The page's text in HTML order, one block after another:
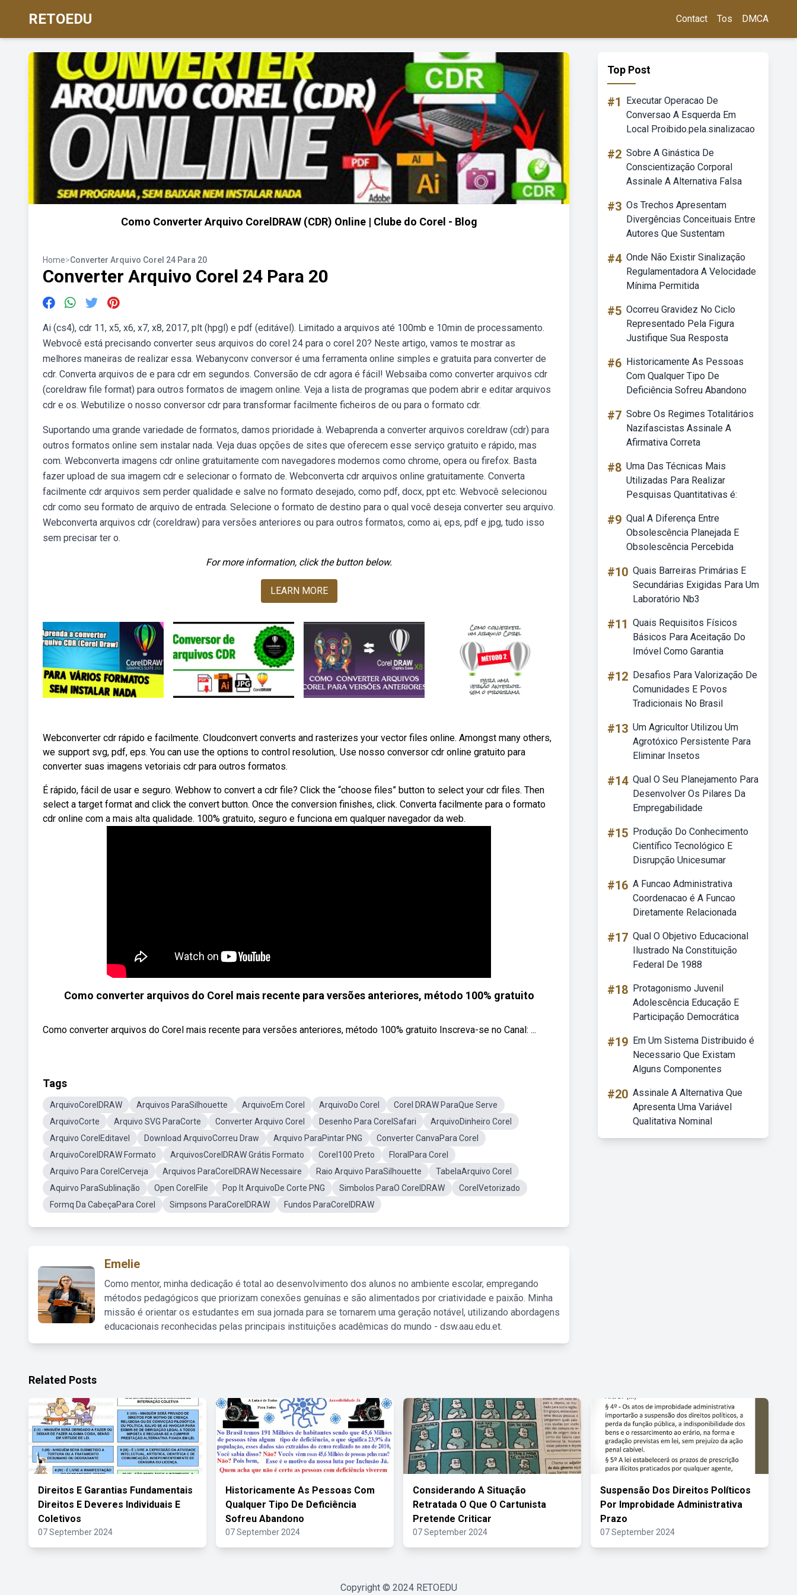
RETOEDU Contact Tos DMCA
Como Converter Arquivo CorelDRAW (CDR) Online | Clube do Corel - Blog
Home>Converter Arquivo Corel 24 Para 20
Converter Arquivo Corel 24 Para 20
Ai (cs4), cdr 11, x5, x6, x7, x8, 2017, plt (hpgl) e pdf (editável). Limitado a arquivos até 100mb e 10min de processamento.
Webvocê está precisando converter seus arquivos do corel 24 para o corel 20? Neste artigo, vamos te mostrar as
melhores maneiras de realizar essa. Webanyconv conversor é uma ferramenta online simples e gratuita para converter de
cdr. Converta arquivos de e para cdr em segundos. Conversão de cdr agora é fácil! Websaiba como converter arquivos cdr
(coreldraw file format) para outros formatos de imagem online. Veja a lista de programas que podem abrir e editar arquivos
cdr e os. Webutilize o nosso conversor cdr para transformar facilmente ficheiros de ou para o formato cdr.
Suportando uma grande variedade de formatos, damos prioridade à. Webaprenda a converter arquivos coreldraw (cdr) para
outros formatos online sem instalar nada. Veja duas opções de sites que oferecem esse serviço gratuito e rápido, mas
com. Webconverta imagens cdr online gratuitamente com navegadores modernos como chrome, opera ou firefox. Basta
fazer upload de sua imagem cdr e selecionar o formato de. Webconverta cdr arquivos online gratuitamente. Converta
facilmente cdr arquivos sem perder qualidade e salve no formato desejado, como pdf, docx, ppt etc. Webvocê selecionou
cdr como seu formato de arquivo de entrada. Selecione o formato de destino para o qual você deseja converter seu arquivo.
Webconverta arquivos cdr (coreldraw) para versões anteriores ou para outros formatos, como ai, eps, pdf e jpg, tudo isso
sem precisar ter o.
For more information, click the button below.
LEARN MORE
Webconverter cdr rápido e facilmente. Cloudconvert converts and rasterizes your vector files online. Amongst many others,
we support svg, pdf, eps. You can use the options to control resolution,. Use nosso conversor cdr online gratuito para
converter suas imagens vetoriais cdr para outros formatos.
É rápido, fácil de usar e seguro. Webhow to convert a cdr file? Click the “choose files” button to select your cdr files. Then
select a target format and click the convert button. Once the conversion finishes, click. Converta facilmente para o formato
cdr online com a mais alta qualidade. 100% gratuito, seguro e funciona em qualquer navegador da web.
Como converter arquivos do Corel mais recente para versões anteriores, método 100% gratuito
Como converter arquivos do Corel mais recente para versões anteriores, método 100% gratuito Inscreva-se no Canal: ...
Tags
ArquivoCorelDRAW Arquivos ParaSilhouette ArquivoEm Corel ArquivoDo Corel
Corel DRAW ParaQue Serve
ArquivoCorte
Arquivo SVG ParaCorte Converter Arquivo Corel Desenho Para CorelSafari
ArquivoDinheiro Corel
Arquivo CorelEditavel
Download ArquivoCorreu Draw Arquivo ParaPintar PNG
Converter CanvaPara Corel
ArquivoCorelDRAW Formato
ArquivosCorelDRAW Grátis Formato Corel100 Preto
FloralPara Corel
Arquivo Para CorelCerveja
Arquivos ParaCorelDRAW Necessaire Raio Arquivo ParaSilhouette
TabelaArquivo Corel
Aquirvo ParaSublinação
Open CorelFile Pop It ArquivoDe Corte PNG Simbolos ParaO CorelDRAW
CorelVetorizado
Formq Da CabeçaPara Corel
Simpsons ParaCorelDRAW Fundos ParaCorelDRAW
Emelie
Como mentor, minha dedicação é total ao desenvolvimento dos alunos no ambiente escolar, empregando
métodos pedagógicos que priorizam conexões genuínas e são alimentados por criatividade e paixão. Minha
missão é orientar os estudantes em sua jornada para se tornarem uma geração notável, utilizando abordagens
educacionais reconhecidas pelas principais instituições acadêmicas do mundo - dsw.aau.edu.et.
Top Post
#1
Executar Operacao De
Conversao A Esquerda Em
Local Proibido.pela.sinalizacao
#2 Sobre A Ginástica De
Conscientização Corporal
Assinale A Alternativa Falsa
#3 Os Trechos Apresentam
Divergências Conceituais Entre
Autores Que Sustentam
#4 Onde Não Existir Sinalização
Regulamentadora A Velocidade
Mínima Permitida
#5 Ocorreu Gravidez No Ciclo
Representado Pela Figura
Justifique Sua Resposta
#6 Historicamente As Pessoas
Com Qualquer Tipo De
Deficiência Sofreu Abandono
#7 Sobre Os Regimes Totalitários
Nazifascistas Assinale A
Afirmativa Correta
#8 Uma Das Técnicas Mais
Utilizadas Para Realizar
Pesquisas Quantitativas é:
#9 Qual A Diferença Entre
Obsolescência Planejada E
Obsolescência Percebida
#10 Quais Barreiras Primárias E
Secundárias Exigidas Para Um
Laboratório Nb3
#11 Quais Requisitos Físicos
Básicos Para Aceitação Do
Imóvel Como Garantia
#12 Desafios Para Valorização De
Comunidades E Povos
Tradicionais No Brasil
#13 Um Agricultor Utilizou Um
Agrotóxico Persistente Para
Eliminar Insetos
#14 Qual O Seu Planejamento Para
Desenvolver Os Pilares Da
Empregabilidade
#15 Produção Do Conhecimento
Científico Tecnológico E
Disrupção Unicesumar
#16 A Funcao Administrativa
Coordenacao é A Funcao
Diretamente Relacionada
#17 Qual O Objetivo Educacional
Ilustrado Na Constituição
Federal De 1988
#18 Protagonismo Juvenil
Adolescência Educação E
Participação Democrática
#19 Em Um Sistema Distribuido é
Necessario Que Existam
Alguns Componentes
#20 Assinale A Alternativa Que
Apresenta Uma Variável
Qualitativa Nominal
Related Posts
Direitos E Garantias Fundamentais
Direitos E Deveres Individuais E
Coletivos
07 September 2024
Historicamente As Pessoas Com
Qualquer Tipo De Deficiência
Sofreu Abandono
07 September 2024
Considerando A Situação
Retratada O Que O Cartunista
Pretende Criticar
07 September 2024
Suspensão Dos Direitos Políticos
Por Improbidade Administrativa
Prazo
07 September 2024
Copyright © 2024 RETOEDU